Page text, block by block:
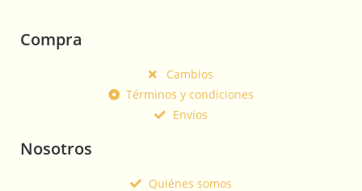
Compra
Cambios
Términos y condiciones
Envíos
Nosotros
Quiénes somos